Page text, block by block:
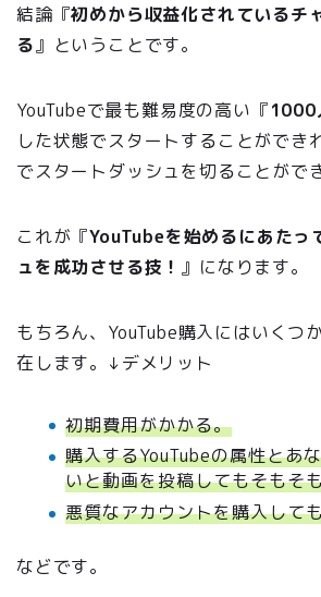
結論『初めから収益化されているチ
る』ということです。
YouTubeで最も難易度の高い『1000
した状態でスタートすることができ
でスタートダッシュを切ることがで
これが『YouTubeを始めるにあたっ
ュを成功させる技！ 』になります。
もちろん、YouTube購入にはいくつ
在します。↓デメリット
初期費用がかかる。
購入するYouTubeの属性とあ
いと動画を投稿してもそもそ
悪質なアカウントを購入して
などです。